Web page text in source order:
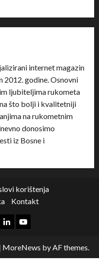
internet magazin
2012. godine. Osnovni
ljubiteljima rukometa
što bolji i kvalitetniji
na rukometnim
donosimo
iz Bosne i
korištenja
Kontakt
MoreNews by AF themes.